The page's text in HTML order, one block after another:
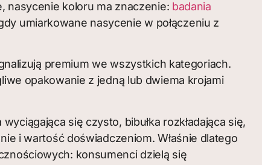
nasycenie koloru ma znaczenie: badania
umiarkowane nasycenie w połączeniu z
premium we wszystkich kategoriach.
opakowanie z jedną lub dwiema krojami
się czysto, bibułka rozkładająca się,
i wartość doświadczeniom. Właśnie dlatego
konsumenci dzielą się